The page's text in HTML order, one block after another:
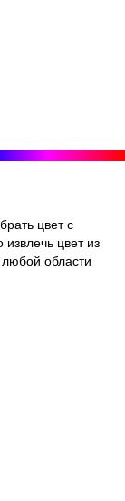
цвет с
цвет из
области